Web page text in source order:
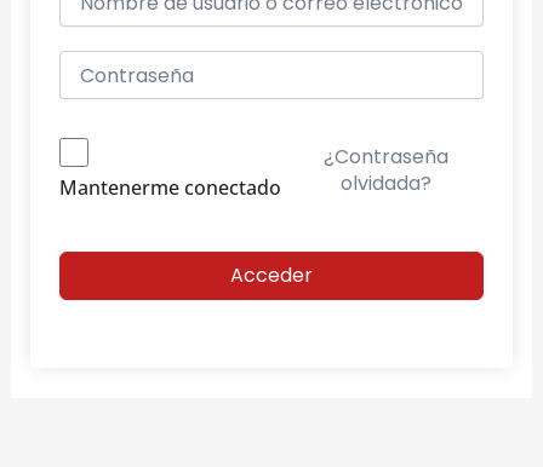
Mantenerme conectado
¿Contraseña
olvidada?
Acceder